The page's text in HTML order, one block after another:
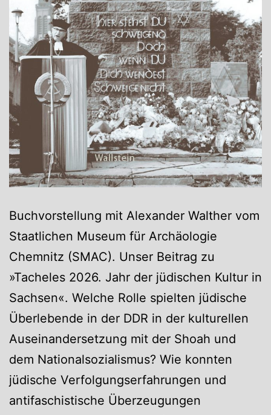
Buchvorstellung mit Alexander Walther vom
Staatlichen Museum für Archäologie
Chemnitz (SMAC). Unser Beitrag zu
»Tacheles 2026. Jahr der jüdischen Kultur in
Sachsen«. Welche Rolle spielten jüdische
Überlebende in der DDR in der kulturellen
Auseinandersetzung mit der Shoah und
dem Nationalsozialismus? Wie konnten
jüdische Verfolgungserfahrungen und
antifaschistische Überzeugungen